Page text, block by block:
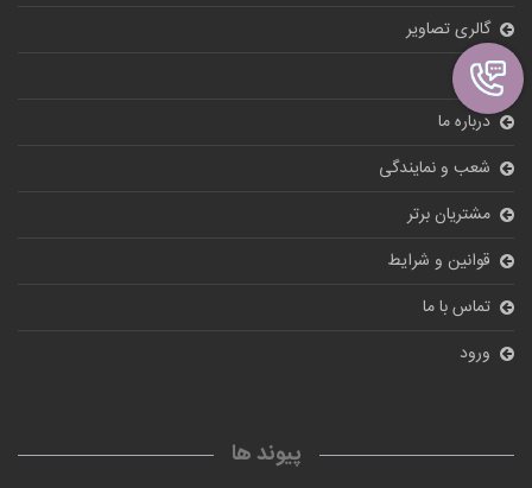
گالری تصاویر
بلاگ
درباره ما
شعب و نمایندگی
مشتریان برتر
قوانین و شرایط
تماس با ما
ورود
پیوند ها